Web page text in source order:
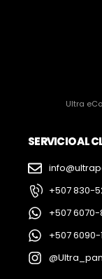
Ultra
SERVICIO AL
+507 830-
+507
+507 6090-